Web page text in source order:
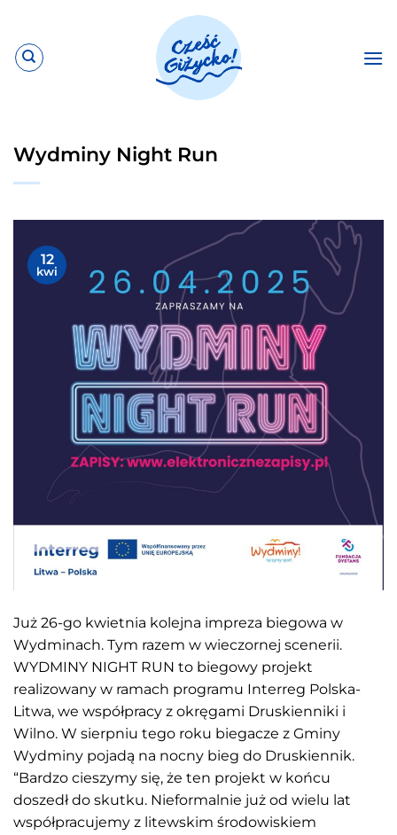
zawartości
Wydminy Night Run
12
kwi
Już 26-go kwietnia kolejna impreza biegowa w
Wydminach. Tym razem w wieczornej scenerii.
WYDMINY NIGHT RUN to biegowy projekt
realizowany w ramach programu Interreg Polska-
Litwa, we współpracy z okręgami Druskienniki i
Wilno. W sierpniu tego roku biegacze z Gminy
Wydminy pojadą na nocny bieg do Druskiennik.
“Bardzo cieszymy się, że ten projekt w końcu
doszedł do skutku. Nieformalnie już od wielu lat
współpracujemy z litewskim środowiskiem